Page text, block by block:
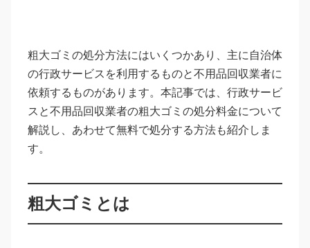
粗大ゴミの処分方法にはいくつかあり、主に自治体
の行政サービスを利用するものと不用品回収業者に
依頼するものがあります。本記事では、行政サービ
スと不用品回収業者の粗大ゴミの処分料金について
解説し、あわせて無料で処分する方法も紹介しま
す。
粗大ゴミとは